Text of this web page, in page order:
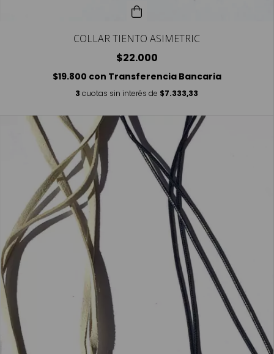
COLLAR TIENTO ASIMETRIC
$22.000
$19.800 con Transferencia Bancaria
3 cuotas sin interés de $7.333,33